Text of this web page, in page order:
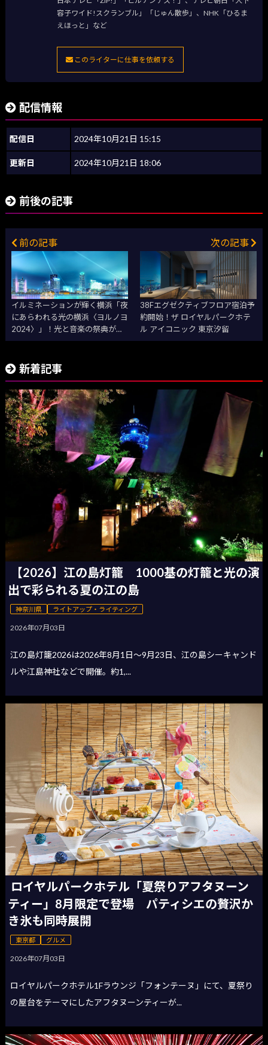
容子ワイド!スクランブル」「じゅん散歩」、NHK「ひるま
えほっと」など
このライターに仕事を依頼する
配信情報
配信日 2024年10月21日 15:15
更新日 2024年10月21日 18:06
前後の記事
前の記事
イルミネーションが輝く横浜「夜
にあらわれる光の横浜〈ヨルノヨ
2024〉」！光と音楽の祭典が今
年も開催
次の記事
38Fエグゼクティブフロア宿泊予
約開始！ザ ロイヤルパークホテ
ル アイコニック 東京汐留
新着記事
【2026】江の島灯籠 1000基の灯籠と光の演
出で彩られる夏の江の島
神奈川県 ライトアップ・ライティング
2026年07月03日
江の島灯籠2026は2026年8月1日〜9月23日、江の島シーキャンド
ルや江島神社などで開催。約1,...
ロイヤルパークホテル「夏祭りアフタヌーン
ティー」8月限定で登場 パティシエの贅沢か
き氷も同時展開
東京都 グルメ
2026年07月03日
ロイヤルパークホテル1Fラウンジ「フォンテーヌ」にて、夏祭り
の屋台をテーマにしたアフタヌーンティーが...